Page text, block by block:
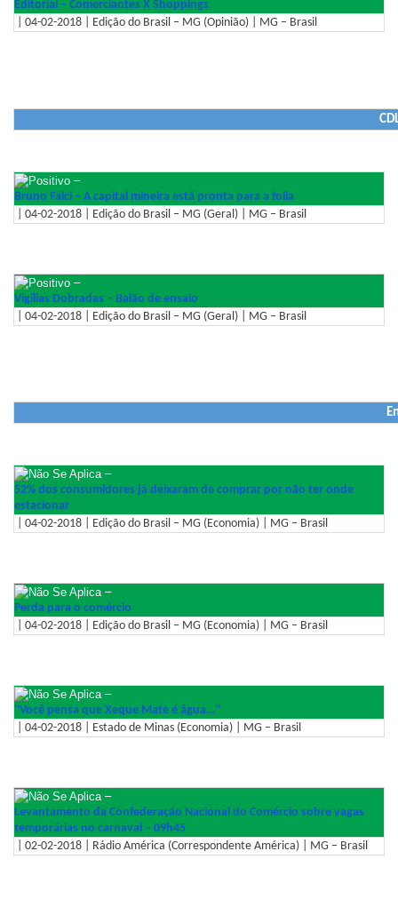
Editorial – Comerciantes X Shoppings
| 04-02-2018 | Edição do Brasil – MG (Opinião) | MG – Brasil
–
Bruno Falci – A capital mineira está pronta para a folia
| 04-02-2018 | Edição do Brasil – MG (Geral) | MG – Brasil
–
Vigílias Dobradas – Balão de ensaio
| 04-02-2018 | Edição do Brasil – MG (Geral) | MG – Brasil
–
52% dos consumidores já deixaram de comprar por não ter onde
estacionar
| 04-02-2018 | Edição do Brasil – MG (Economia) | MG – Brasil
–
Perda para o comércio
| 04-02-2018 | Edição do Brasil – MG (Economia) | MG – Brasil
–
''Você pensa que Xeque Mate é água…''
| 04-02-2018 | Estado de Minas (Economia) | MG – Brasil
–
Levantamento da Confederação Nacional do Comércio sobre vagas
temporárias no carnaval – 09h45
| 02-02-2018 | Rádio América (Correspondente América) | MG – Brasil